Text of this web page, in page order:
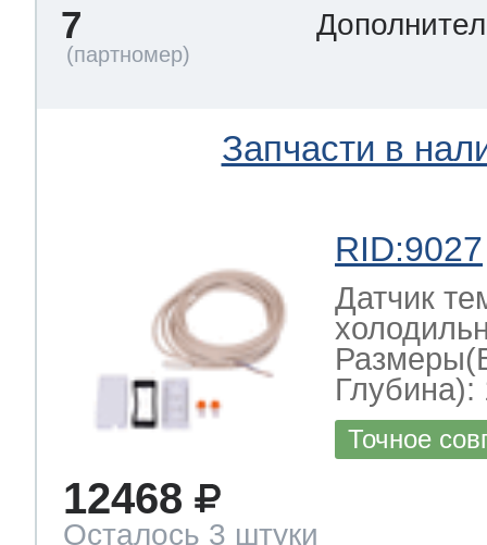
7
Запчасти в
RID:9027
Датчик
Глубина):
Точное
12468
Осталось 3 штуки